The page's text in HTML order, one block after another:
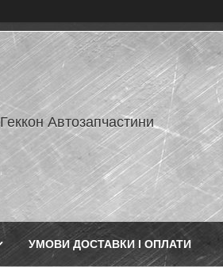
Геккон Автозапчастини
УМОВИ ДОСТАВКИ І ОПЛАТИ